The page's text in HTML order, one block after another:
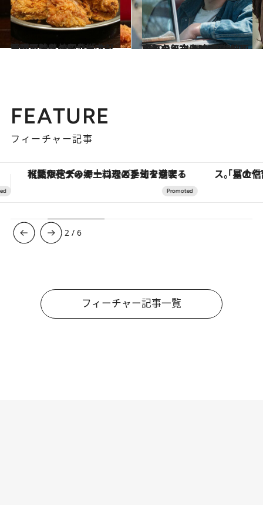
2020.11.4
愛の不時着の名シーンも再現可能!? 韓国発「オリーブチキン」に全集中♡
ライフスタイル 2020.12.24
今年の年末は映画三昧してみない？ 観たら誰かと語りたくなるNetflix映画5選
カルチャー
FEATURE
フィーチャー記事
「星のや富士」でデジタルデトックス。冨士信仰の歴史を辿り、心身を調える。
3 /6
フィーチャー記事一覧